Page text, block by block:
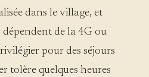
dans le village, et
dépendent de la 4G ou
pour des séjours
tolère quelques heures